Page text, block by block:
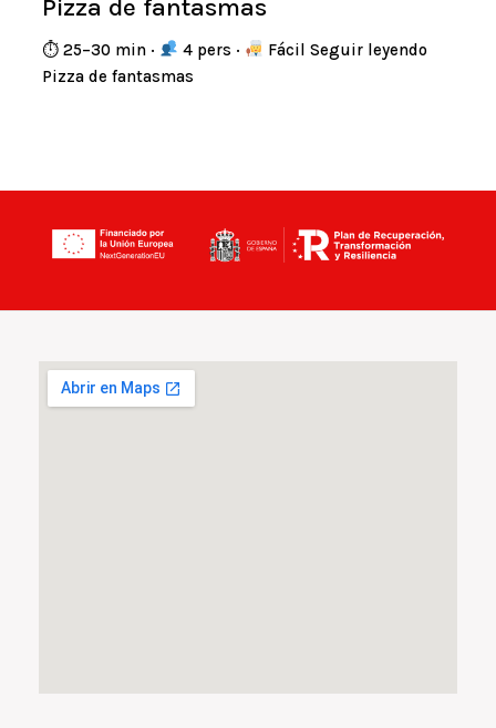
Pizza de fantasmas
⏱ 25–30 min · 4 pers ·
Fácil Seguir leyendo
Pizza de fantasmas